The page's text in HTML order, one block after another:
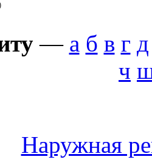
— а б в г д
ч
Наружная